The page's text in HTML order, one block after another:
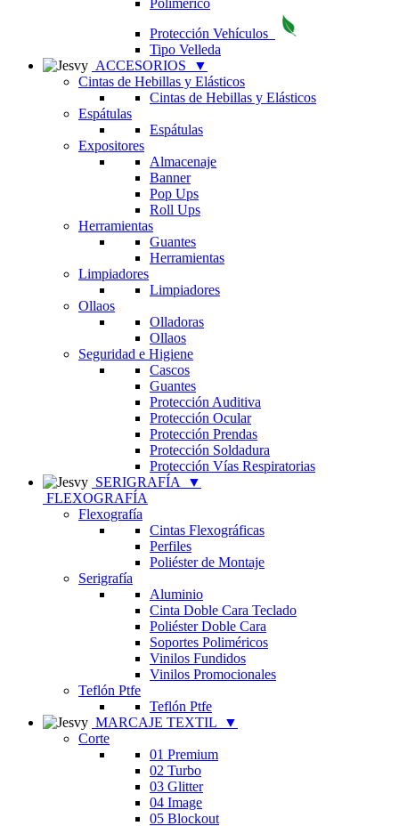
Polimérico
Protección Vehículos
Tipo Velleda
ACCESORIOS
▼
Cintas de Hebillas y Elásticos
Cintas de Hebillas y Elásticos
Espátulas
Espátulas
Expositores
Almacenaje
Banner
Pop Ups
Roll Ups
Herramientas
Guantes
Herramientas
Limpiadores
Limpiadores
Ollaos
Olladoras
Ollaos
Seguridad e Higiene
Cascos
Guantes
Protección Auditiva
Protección Ocular
Protección Prendas
Protección Soldadura
Protección Vías Respiratorias
SERIGRAFÍA
▼
FLEXOGRAFÍA
Flexografía
Cintas Flexográficas
Perfiles
Poliéster de Montaje
Serigrafía
Aluminio
Cinta Doble Cara Teclado
Poliéster Doble Cara
Soportes Poliméricos
Vinilos Fundidos
Vinilos Promocionales
Teflón Ptfe
Teflón Ptfe
MARCAJE TEXTIL
▼
Corte
01 Premium
02 Turbo
03 Glitter
04 Image
05 Blockout